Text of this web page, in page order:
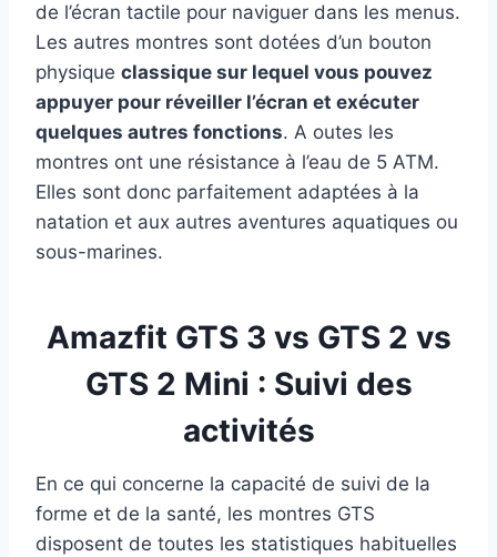
de l’écran tactile pour naviguer dans les menus.
Les autres montres sont dotées d’un bouton
physique classique sur lequel vous pouvez
appuyer pour réveiller l’écran et exécuter
quelques autres fonctions. A outes les
montres ont une résistance à l’eau de 5 ATM.
Elles sont donc parfaitement adaptées à la
natation et aux autres aventures aquatiques ou
sous-marines.
Amazfit GTS 3 vs GTS 2 vs
GTS 2 Mini : Suivi des
activités
En ce qui concerne la capacité de suivi de la
forme et de la santé, les montres GTS
disposent de toutes les statistiques habituelles